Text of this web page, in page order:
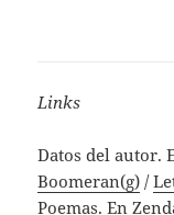
Links
Datos del autor.
Boomeran(g) /
Poemas. En